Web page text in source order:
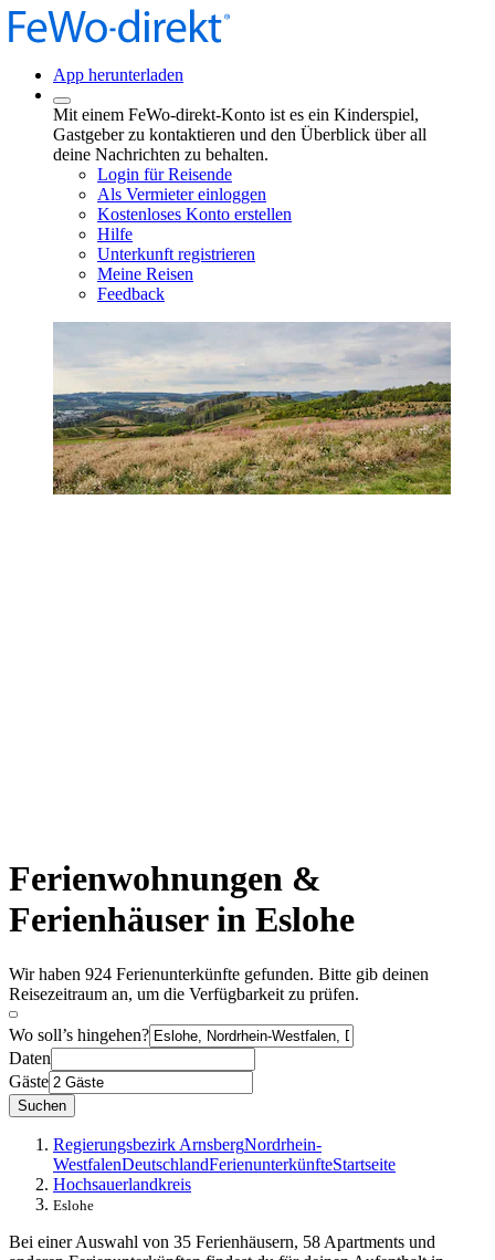
App herunterladen
Mit einem FeWo-direkt-Konto ist es ein Kinderspiel,
Gastgeber zu kontaktieren und den Überblick über all
deine Nachrichten zu behalten.
Login für Reisende
Als Vermieter einloggen
Kostenloses Konto erstellen
Hilfe
Unterkunft registrieren
Meine Reisen
Feedback
Ferienwohnungen &
Ferienhäuser in Eslohe
Wir haben 924 Ferienunterkünfte gefunden. Bitte gib deinen
Reisezeitraum an, um die Verfügbarkeit zu prüfen.
Wo soll’s hingehen?
Daten
Gäste
Suchen
Regierungsbezirk ArnsbergNordrhein-
WestfalenDeutschlandFerienunterkünfteStartseite
Hochsauerlandkreis
Eslohe
Bei einer Auswahl von 35 Ferienhäusern, 58 Apartments und